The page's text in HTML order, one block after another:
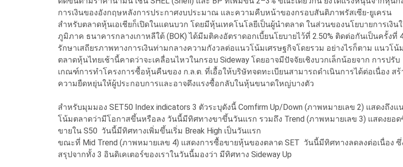
การเงินของอังกฤษหลังการประกาศงบประมาณ และความคืบหน้าของกรอบสันติภาพรัสเซีย-ยูเครน
สำหรับตลาดหุ้นเอเชียก็เปิดในแดนบวก โดยมีหุ้นเทคโนโลยีเป็นผู้นำตลาด ในส่วนของนโยบายการเงิน
ภูมิภาค ธนาคารกลางเกาหลีใต้ (BOK) ได้มีมติคงอัตราดอกเบี้ยนโยบายไว้ที่ 2.50% ติดต่อกันเป็นครั้งที่
รักษาเสถียรภาพทางการเงินท่ามกลางความกังวลต่อแนวโน้มเศรษฐกิจโดยรวม อย่างไรก็ตาม แนวโน้ม
ตลาดหุ้นไทยเช้านี้คาดว่าจะเคลื่อนไหวในกรอบ Sideway โดยอาจมีปัจจัยเชิงบวกเล็กน้อยจาก การปรับ
เกณฑ์การทำโครงการซื้อหุ้นคืนของ ก.ล.ต. ที่เอื้อให้บริษัทจดทะเบียนสามารถดำเนินการได้ต่อเนื่อง สร้
ความยืดหยุ่นให้ผู้ประกอบการและอาจดึงแรงซื้อกลับในหุ้นขนาดใหญ่บางตัว
สำหรับมุมมอง SET50 Index indicators 3 ตัวระบุดังนี้ Comfirm Up/Down (ภาพหมายเลข 2) แสดงถึงแ
โน้มตลาดว่ามีโอกาสขึ้นหรือลง วันนี้มีทิศทางขาขึ้นวันแรก รวมถึง Trend (ภาพหมายเลข 3) แสดงยอด
ขายใน S50 วันนี้มีทิศทางเพิ่มขึ้นเริ่ม Break High เป็นวันแรก
ขณะที่ Mid Trend (ภาพหมายเลข 4) แสดงการซื้อขายหุ้นของตลาด SET วันนี้มีทิศทางลดลงต่อเนื่อง ซึ่
สรุปจากทั้ง 3 อินดิเคเตอร์ของเราในวันนี้มองว่า มีทิศทาง Sideway Up